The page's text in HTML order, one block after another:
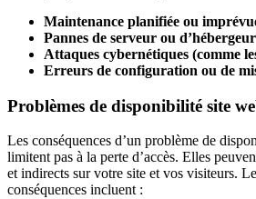
Maintenance planifiée ou
Pannes de serveur ou d’hébergeur
Attaques cybernétiques (comme
Erreurs de configuration ou de
Problèmes de disponibilité site
Les conséquences d’un problème de
limitent pas à la perte d’accès. Elles
et indirects sur votre site et vos visiteurs.
conséquences incluent :